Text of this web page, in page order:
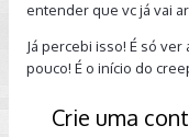
entender que vc já vai
Já percebi isso! É só
pouco! É o início do
Crie uma